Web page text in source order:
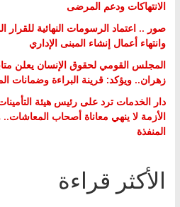
الانتهاكات ودعم المرضى
صور .. اعتماد الرسومات النهائية للقرار
وانتهاء أعمال إنشاء المبنى الإداري
المجلس القومي لحقوق الإنسان يعلن
زهران.. ويؤكد: قرينة البراءة وضمانات
دار الخدمات ترد على رئيس هيئة
الأزمة لا ينهي معاناة أصحاب
المنفذة
الأكثر قراءة